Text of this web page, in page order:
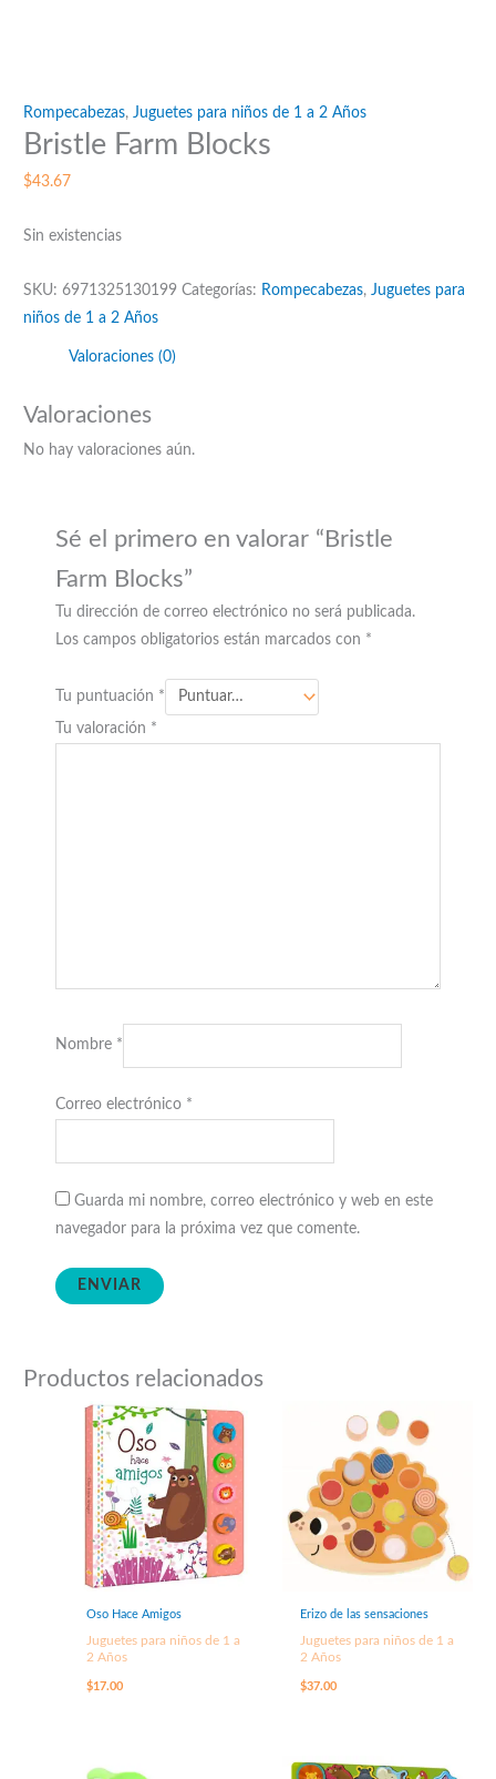
Rompecabezas,Juguetes para niños de 1 a 2 Años
Bristle Farm Blocks
$43.67
Sin existencias
SKU:6971325130199 Categorías: Rompecabezas,Juguetes para
niños de 1 a 2 Años
Valoraciones (0)
Valoraciones
No hay valoraciones aún.
Sé el primero en valorar “Bristle
Farm Blocks”
Tu dirección de correo electrónico no será publicada.
Los campos obligatorios están marcados con *
Tu puntuación *
Tu valoración *
Nombre *
Correo electrónico *
Guarda mi nombre, correo electrónico y web en este
navegador para la próxima vez que comente.
Productos relacionados
Oso Hace Amigos
Juguetes para niños de 1 a
2 Años
$17.00
Erizo de las sensaciones
Juguetes para niños de 1 a
2 Años
$37.00